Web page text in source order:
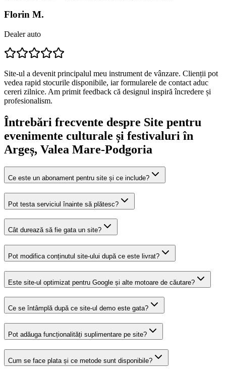
Florin M.
Dealer auto
Site-ul a devenit principalul meu instrument de vânzare. Clienții pot
vedea rapid stocurile disponibile, iar formularele de contact aduc
cereri zilnice. Am primit feedback că designul inspiră încredere și
profesionalism.
Întrebări frecvente despre Site pentru
evenimente culturale și festivaluri în
Argeș, Valea Mare-Podgoria
Ce este un abonament pentru site și ce include?
Pot testa serviciul înainte să plătesc?
Cât durează să fie gata un site?
Pot modifica conținutul site-ului după ce este livrat?
Este site-ul optimizat pentru Google și alte motoare de căutare?
Ce se întâmplă după ce site-ul demo este gata?
Pot adăuga funcționalități suplimentare pe site?
Cum se face plata și ce metode sunt disponibile?